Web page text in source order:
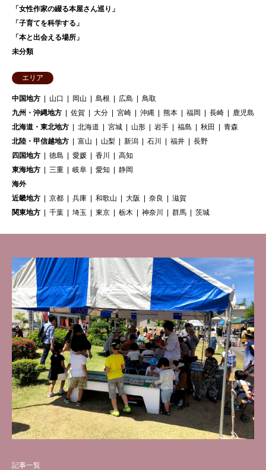
「女性作家の綴る本屋さん巡り」
「子育てを科学する」
「本と出会える場所」
未分類
エリア
中国地方 山口 岡山 島根 広島
鳥取
九州・沖縄地方
佐賀 大分 宮崎 沖縄 熊本 福岡 長崎
鹿児島
北海道・東北地方
北海道 宮城 山形 岩手 福島 秋田
青森
北陸・甲信越地方
富山 山梨 新潟 石川 福井
長野
四国地方
徳島 愛媛 香川
高知
東海地方
三重 岐阜 愛知
静岡
海外
近畿地方
京都 兵庫 和歌山 大阪 奈良
滋賀
関東地方
千葉 埼玉 東京 栃木 神奈川 群馬 茨城
記事一覧